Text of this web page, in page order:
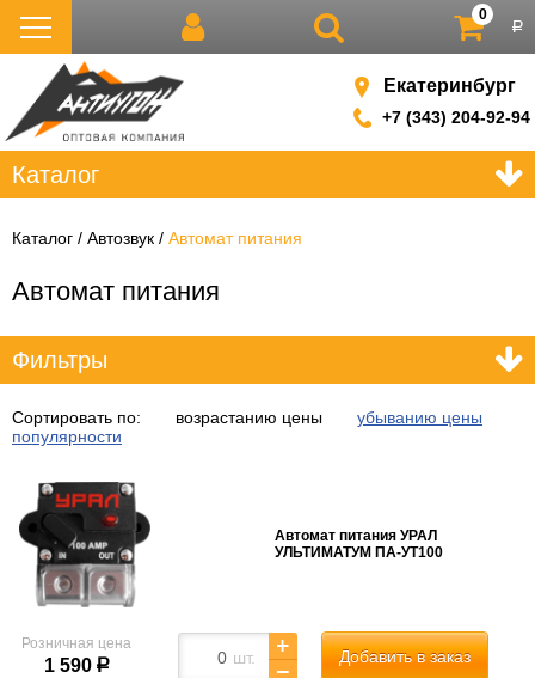
0
р
Екатеринбург
+7 (343) 204-92-94
Каталог
Каталог Автозвук Автомат питания
Автомат питания
Фильтры
Сортировать по: возрастанию цены
убыванию цены
популярности
Автомат питания УРАЛ
УЛЬТИМАТУМ ПА-УТ100
Розничная цена
1 590 р шт. Добавить в заказ